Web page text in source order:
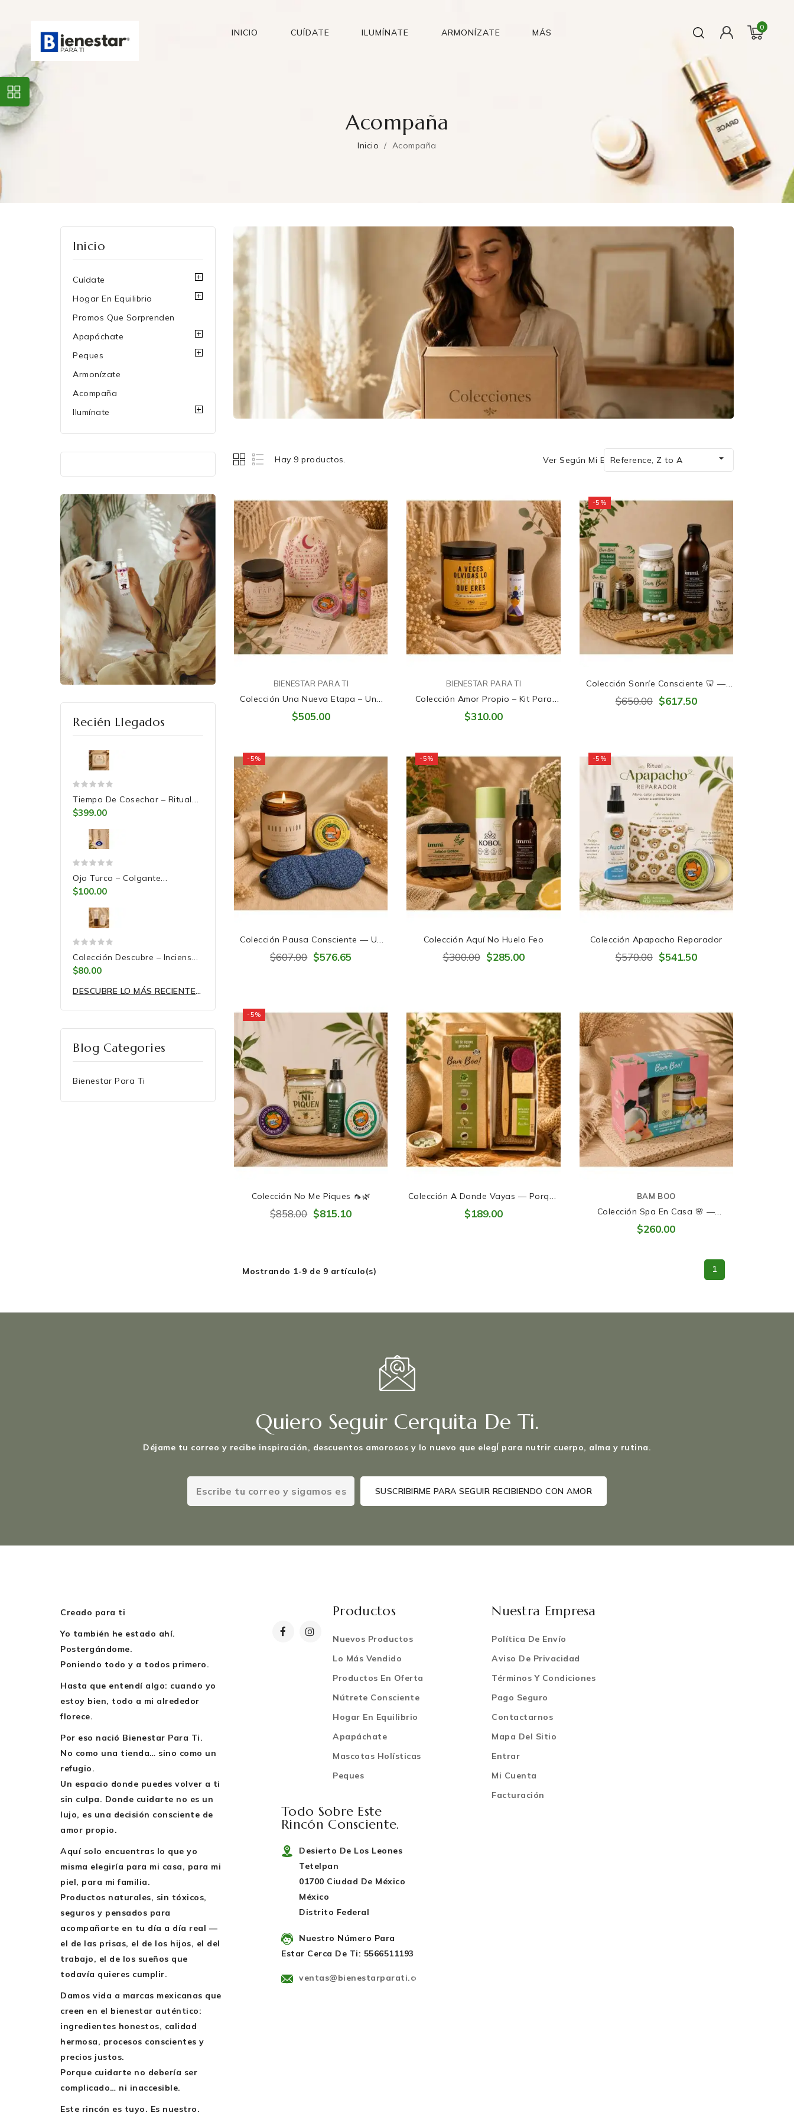
0
INICIO CUÍDATE ILUMÍNATE ARMONÍZATE MÁS
Acompaña
Inicio Acompaña
Inicio
Cuídate
Hogar En Equilibrio
Promos Que Sorprenden
Apapáchate
Peques
Armonízate
Acompaña
Ilumínate
Recién Llegados
Tiempo De Cosechar – Ritual
De 7 Velas Para La...
$399.00
Ojo Turco – Colgante
Decorativo Para Llenar Tu...
$100.00
Colección Descubre – Inciensos
Artesanales Para...
$80.00
DESCUBRE LO MÁS RECIENTE Y ENAMÓRATE DE ELLOS.
Blog Categories
Bienestar Para Ti
Hay 9 productos. Ver Según Mi Energía:Reference, Z to A 
BIENESTAR PARA TI
Colección Una Nueva Etapa – Una
Colección Para Acompañar Con
Amor A Una Niña...
$505.00
BIENESTAR PARA TI
Colección Amor Propio – Kit Para
Reconectar Contigo 💛
$310.00
-5%
Colección Sonríe Consciente 🦷 —
Pequeños Hábitos, Grandes
Sonrisas
$650.00 $617.50
-5%
Colección Pausa Consciente — Un
Momento Para Volver A Ti 🌿
$607.00 $576.65
-5%
Colección Aquí No Huelo Feo
$300.00 $285.00
-5%
Colección Apapacho Reparador
$570.00 $541.50
-5%
Colección No Me Piques 🦟🌿
$858.00 $815.10
Colección A Donde Vayas — Porque
Cuidarte También Viaja Contigo. 💚
$189.00
BAM BOO
Colección Spa En Casa 🌸 —
Consiéntete De Pies A Cabeza
$260.00
Mostrando 1-9 de 9 artículo(s) 1
Quiero Seguir Cerquita De Ti.
Déjame tu correo y recibe inspiración, descuentos amorosos y lo nuevo que elegÍ para nutrir cuerpo, alma y rutina.
Creado para ti
Yo también he estado ahí.
Postergándome.
Poniendo todo y a todos primero.
Hasta que entendí algo: cuando yo
estoy bien, todo a mi alrededor
florece.
Por eso nació Bienestar Para Ti.
No como una tienda… sino como un
refugio.
Un espacio donde puedes volver a ti
sin culpa. Donde cuidarte no es un
lujo, es una decisión consciente de
amor propio.
Aquí solo encuentras lo que yo
misma elegiría para mi casa, para mi
piel, para mi familia.
Productos naturales, sin tóxicos,
seguros y pensados para
acompañarte en tu día a día real —
el de las prisas, el de los hijos, el del
trabajo, el de los sueños que
todavía quieres cumplir.
Damos vida a marcas mexicanas que
creen en el bienestar auténtico:
ingredientes honestos, calidad
hermosa, procesos conscientes y
precios justos.
Porque cuidarte no debería ser
complicado… ni inaccesible.
Este rincón es tuyo. Es nuestro.
Productos
Nuevos Productos
Lo Más Vendido
Productos En Oferta
Nútrete Consciente
Hogar En Equilibrio
Apapáchate
Mascotas Holísticas
Peques
Nuestra Empresa
Política De Envío
Aviso De Privacidad
Términos Y Condiciones
Pago Seguro
Contactarnos
Mapa Del Sitio
Entrar
Mi Cuenta
Facturación
Todo Sobre Este
Rincón Consciente.
Desierto De Los Leones
Tetelpan
01700 Ciudad De México
México
Distrito Federal
Nuestro Número Para
Estar Cerca De Ti: 5566511193
ventas@bienestarparati.com.mx